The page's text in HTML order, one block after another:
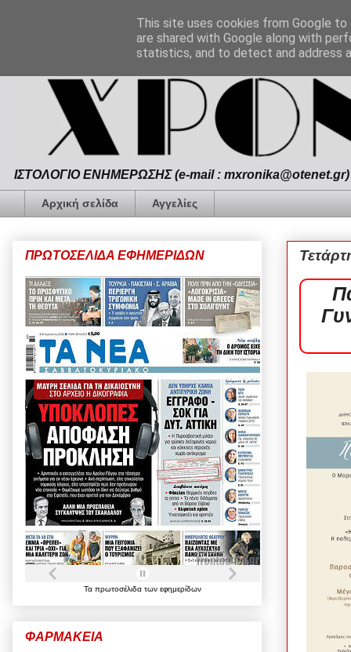
ΙΣΤΟΛΟΓΙΟ ΕΝΗΜΕΡΩΣΗΣ (e-mail :
Αρχική σελίδα Αγγελίες
ΠΡΩΤΟΣΕΛΙΔΑ ΕΦΗΜΕΡΙΔΩΝ
Τα πρωτοσέλιδα των εφημερίδων
ΦΑΡΜΑΚΕΙΑ
This site uses cookies from Google
are shared with Google along with
statistics, and to detect and address